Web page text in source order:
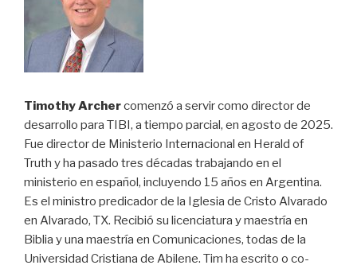
Timothy Archercomenzó a servir como director de
desarrollo para TIBI, a tiempo parcial, en agosto de 2025.
Fue director de Ministerio Internacional en Herald of
Truth y ha pasado tres décadas trabajando en el
ministerio en español, incluyendo 15 años en Argentina.
Es el ministro predicador de la Iglesia de Cristo Alvarado
en Alvarado, TX. Recibió su licenciatura y maestría en
Biblia y una maestría en Comunicaciones, todas de la
Universidad Cristiana de Abilene. Tim ha escrito o co-